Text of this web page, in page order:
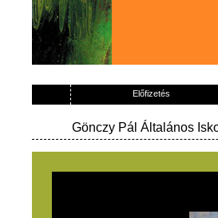
Előfizetés
Gönczy Pál Általános